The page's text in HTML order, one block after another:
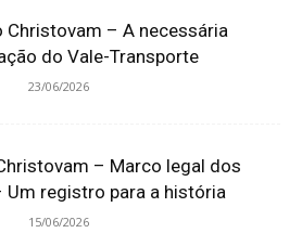
Christovam – A necessária
do Vale-Transporte
23/06/2026
– Marco legal dos
registro para a história
15/06/2026